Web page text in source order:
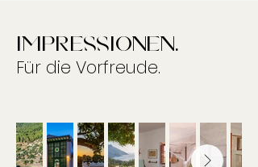
impressionen.
Für die Vorfreude.